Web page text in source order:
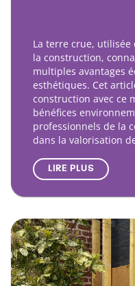
La terre crue,
la construction,
multiples avantages
esthétiques. Cet
construction avec ce
bénéfices
professionnels de la
dans la valorisation
LIRE PLUS